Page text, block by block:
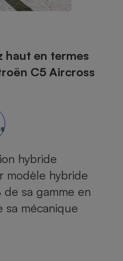
haut en termes
C5 Aircross
hybride
modèle hybride
sa gamme en
sa mécanique